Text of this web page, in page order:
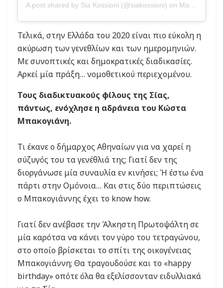
A post shared by Sia Kossioni (@siakossioni) on May 16, 2020 at 4:25am PDT
Τελικά, στην Ελλάδα του 2020 είναι πιο εύκολη η
ακύρωση των γενεθλίων και των ημερομηνιών.
Με συνοπτικές και δημοκρατικές διαδικασίες.
Αρκεί μία πράξη… νομοθετικού περιεχομένου.
Τους διαδικτυακούς φίλους της Σίας,
πάντως, ενόχλησε η αδράνεια του Κώστα
Μπακογιάνη.
Τι έκανε ο δήμαρχος Αθηναίων για να χαρεί η
σύζυγός του τα γενέθλιά της; Γιατί δεν της
διοργάνωσε μία συναυλία εν κινήσει; Ή έστω ένα
πάρτι στην Ομόνοια… Και στις δύο περιπτώσεις
ο Μπακογιάννης έχει το know how.
Γιατί δεν ανέβασε την Άλκηστη Πρωτοψάλτη σε
μία καρότσα να κάνει τον γύρο του τετραγώνου,
στο οποίο βρίσκεται το σπίτι της οικογένειας
Μπακογιάννη; Θα τραγουδούσε και το «happy
birthday» οπότε όλα θα εξελίσσονταν ειδυλλιακά